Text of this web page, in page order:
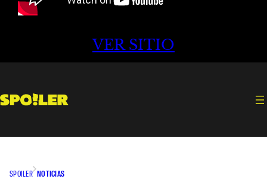
VER SITIO
SPOILER NOTICIAS